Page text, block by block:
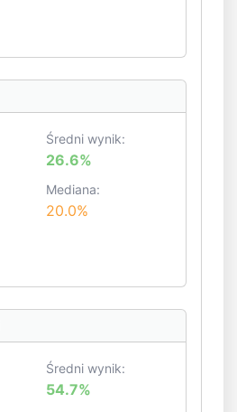
Średni wynik:
26.6%
Mediana:
20.0%
Średni wynik:
54.7%